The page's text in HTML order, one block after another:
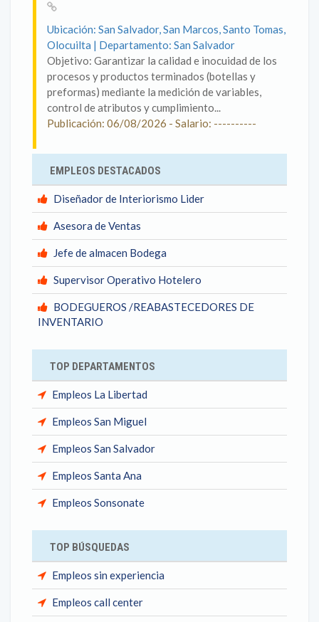
Ubicación: San Salvador, San Marcos, Santo Tomas,
Olocuilta | Departamento: San Salvador
Objetivo: Garantizar la calidad e inocuidad de los
procesos y productos terminados (botellas y
preformas) mediante la medición de variables,
control de atributos y cumplimiento...
Publicación: 06/08/2026 - Salario: ----------
EMPLEOS DESTACADOS
Diseñador de Interiorismo Lider
Asesora de Ventas
Jefe de almacen Bodega
Supervisor Operativo Hotelero
BODEGUEROS /REABASTECEDORES DE
INVENTARIO
TOP DEPARTAMENTOS
Empleos La Libertad
Empleos San Miguel
Empleos San Salvador
Empleos Santa Ana
Empleos Sonsonate
TOP BÚSQUEDAS
Empleos sin experiencia
Empleos call center